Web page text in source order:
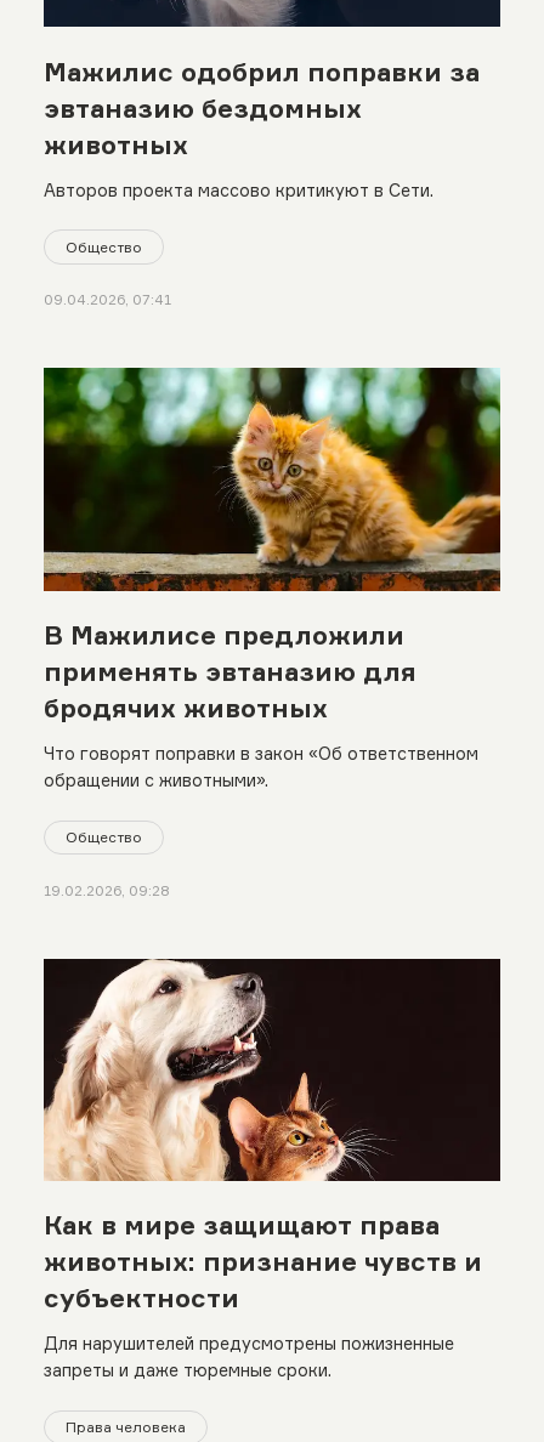
Мажилис одобрил поправки за
эвтаназию бездомных
животных
Авторов проекта массово критикуют в Сети.
Общество
09.04.2026, 07:41
В Мажилисе предложили
применять эвтаназию для
бродячих животных
Что говорят поправки в закон «Об ответственном
обращении с животными».
Общество
19.02.2026, 09:28
Как в мире защищают права
животных: признание чувств и
субъектности
Для нарушителей предусмотрены пожизненные
запреты и даже тюремные сроки.
Права человека